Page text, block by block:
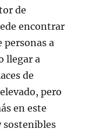
de
encontrar
personas a
llegar a
de
pero
en este
sostenibles